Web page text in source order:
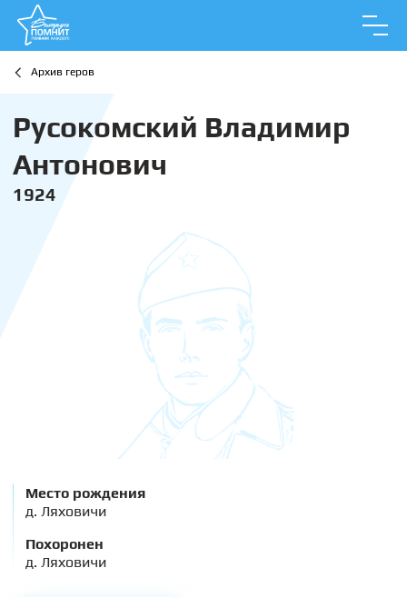
Архив геров
Русокомский Владимир
Антонович
1924
Место рождения
д. Ляховичи
Похоронен
д. Ляховичи